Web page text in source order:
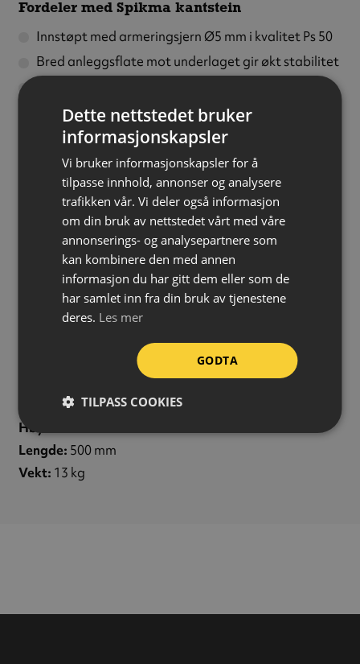
Fordeler med Spikma kantstein
Innstøpt med armeringsjern Ø5 mm i kvalitet Ps 50
Bred anleggsflate mot underlaget gir økt stabilitet
Not og fjær i sidene forenkler leggingen og gir en
rett kantlinje, samt fordeler påkjenningene over
flere kantsteiner
Formontert manganlegert stålspiker med foringer
av polyetylen i forsenkede utsparringer gir sikker
styring av spikervektøy
Fasede kanter reduserer hjørneskader og minsker
den synlige høydeforskjellen mellom steiner ved
mindre ujevnheter i underlaget
Innfaset klakk gjør det mulig å bruke rett kantstein
til legging av kurver med store radier
Avslutning venstre
Materiale:Betong
Høyde:
Lengde: 500 mm
Vekt: 13 kg
Dette nettstedet bruker
informasjonskapsler
Vi bruker informasjonskapsler for å
tilpasse innhold, annonser og analysere
trafikken vår. Vi deler også informasjon
om din bruk av nettstedet vårt med våre
annonserings- og analysepartnere som
kan kombinere den med annen
informasjon du har gitt dem eller som de
har samlet inn fra din bruk av tjenestene
deres. Les mer
GODTA
TILPASS COOKIES